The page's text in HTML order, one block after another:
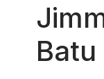
Batu